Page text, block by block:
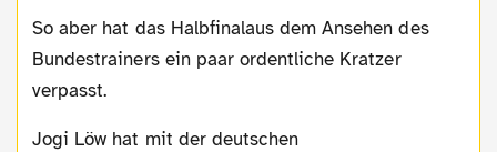
So aber hat das Halbfinalaus dem Ansehen des
Bundestrainers ein paar ordentliche Kratzer
verpasst.
Jogi Löw hat mit der deutschen